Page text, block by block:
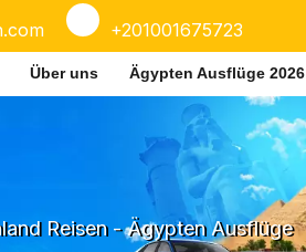
+201001675723
Über uns Ägypten Ausflüge 2026
Reisen - Ägypten Ausflüge